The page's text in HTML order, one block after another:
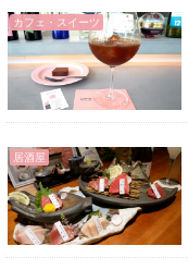
カフェ・スイーツ
居酒屋